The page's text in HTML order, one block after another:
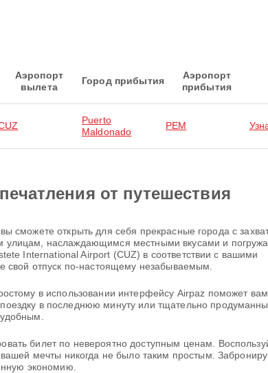
Аэропорт
вылета
Город прибытия
Аэропорт
прибытия
Puerto
Maldonado
PEM
от путешествия
сможете открыть для себя прекрасные города с
улицам, наслаждающимся местными вкусами и
International Airport (CUZ) в соответствии с вашими
свой отпуск по-настоящему незабываемым.
в использовании интерфейсу Airpaz поможет вам
в последнюю минуту или тщательно
билет по невероятно доступным ценам.
мечты никогда не было таким простым.
экономию.